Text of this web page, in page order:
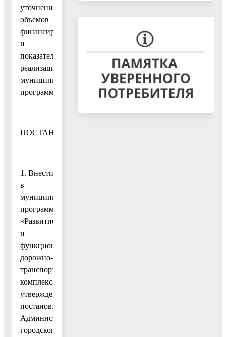
уточнением
объемов
финансирования
и
показателей
реализации
муниципальной
программы
ПОСТАНОВЛЯЮ:
1. Внести
в
муниципальную
программу
«Развитие
и
функционирование
дорожно-
транспортного
комплекса»,
утвержденную
постановлением
Администрации
городского